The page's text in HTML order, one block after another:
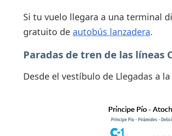
Si tu vuelo llegara a una terminal
gratuito de autobús lanzadera.
Paradas de tren de las líneas
Desde el vestíbulo de Llegadas a